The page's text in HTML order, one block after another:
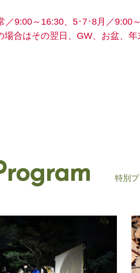
／9:00～16:30、5･7･8月／9:00
場合はその翌日、GW、お盆、年
特別